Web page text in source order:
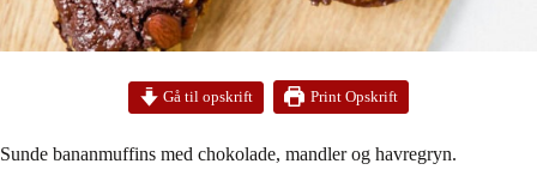
Gå til opskrift Print Opskrift
Sunde bananmuffins med chokolade, mandler og havregryn.